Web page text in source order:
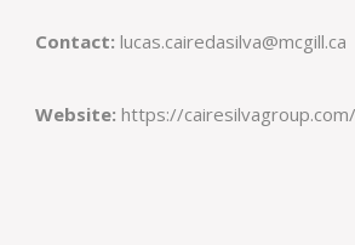
Contact: lucas.cairedasilva@mcgill.ca
Website: https://cairesilvagroup.com/